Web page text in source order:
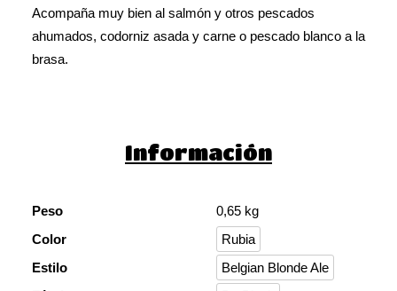
Acompaña muy bien al salmón y otros pescados
ahumados, codorniz asada y carne o pescado blanco a la
brasa.
Información
Peso
0,65 kg
Color
Rubia
Estilo
Belgian Blonde Ale